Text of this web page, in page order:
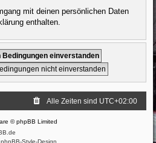
mit deinen persönlichen Daten
enthalten.
Alle Zeiten sind UTC+02:00
© phpBB Limited
phpBB-Style-Design